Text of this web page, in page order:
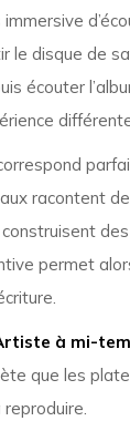
le disque de
écouter
racontent
permet
à mi-
que les